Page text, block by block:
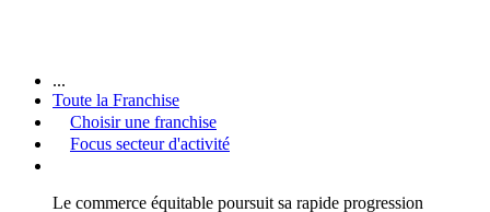
...
Toute la Franchise
Choisir une franchise
Focus secteur d'activité
Le commerce équitable poursuit sa rapide progression